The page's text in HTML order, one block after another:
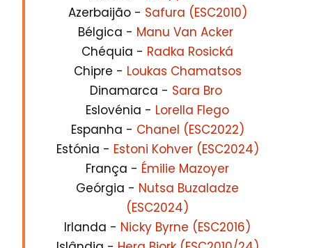
Azerbaijão - Safura (ESC2010)
Bélgica - Manu Van Acker
Chéquia - Radka Rosická
Chipre - Loukas Chamatsos
Dinamarca - Sara Bro
Eslovénia - Lorella Flego
Espanha - Chanel (ESC2022)
Estónia - Estoni Kohver (ESC2024)
França - Émilie Mazoyer
Geórgia - Nutsa Buzaladze
(ESC2024)
Irlanda - Nicky Byrne (ESC2016)